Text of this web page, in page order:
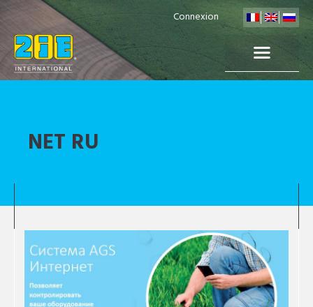
Connexion
NET RU